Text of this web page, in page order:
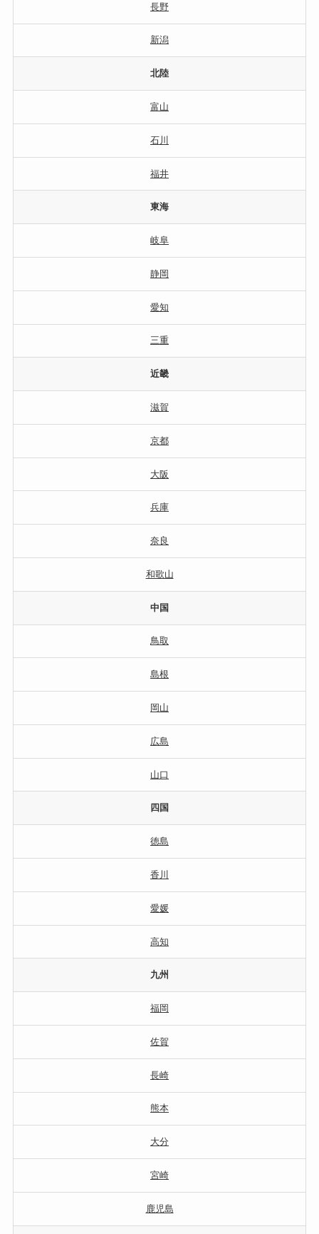
長野
新潟
北陸
富山
石川
福井
東海
岐阜
静岡
愛知
三重
近畿
滋賀
京都
大阪
兵庫
奈良
和歌山
中国
鳥取
島根
岡山
広島
山口
四国
徳島
香川
愛媛
高知
九州
福岡
佐賀
長崎
熊本
大分
宮崎
鹿児島